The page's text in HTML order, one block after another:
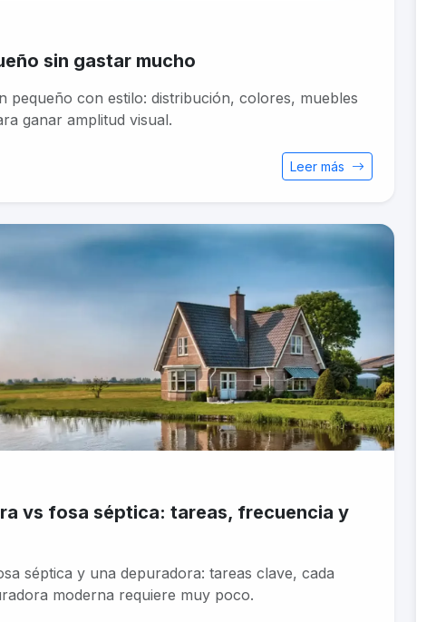
sin gastar mucho
pequeño con estilo: distribución, colores, muebles
ganar amplitud visual.
Leer más
vs fosa séptica: tareas, frecuencia y
séptica y una depuradora: tareas clave, cada
moderna requiere muy poco.